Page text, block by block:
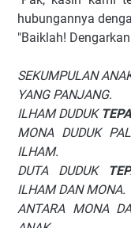
hubungannya
"Baiklah!
SEKUMPULAN
YANG PANJANG.
ILHAM DUDUK
MONA DUDUK
ILHAM.
DUTA DUDUK
ILHAM DAN MONA.
ANTARA MONA